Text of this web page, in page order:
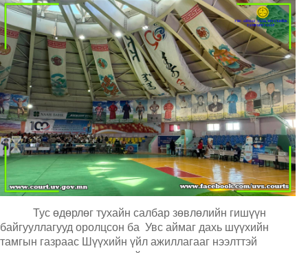
Тус өдөрлөг тухайн салбар зөвлөлийн гишүүн
байгууллагууд оролцсон ба Увс аймаг дахь шүүхийн
тамгын газраас Шүүхийн үйл ажиллагааг нээлттэй